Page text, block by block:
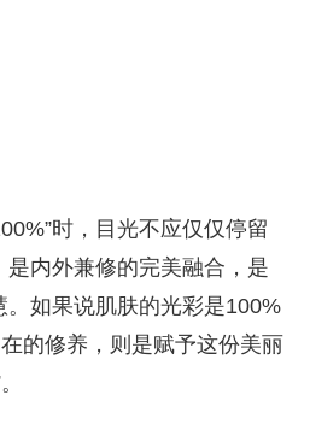
时，目光不应仅仅停留
内外兼修的完美融合，是
。如果说肌肤的光彩是100%
的修养，则是赋予这份美丽